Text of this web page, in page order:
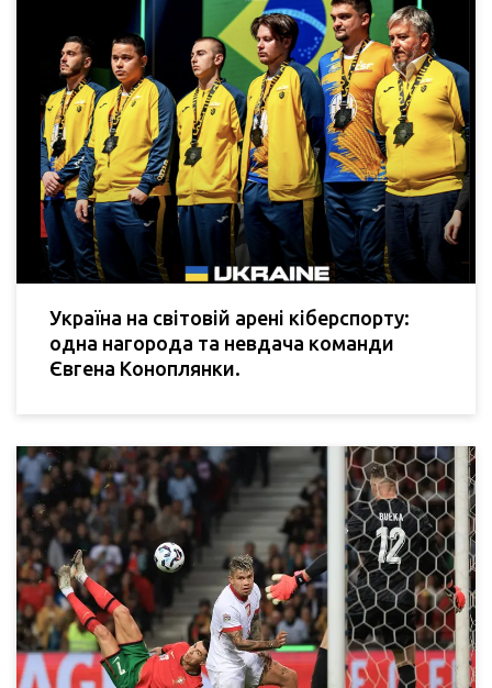
Україна на світовій арені кіберспорту:
одна нагорода та невдача команди
Євгена Коноплянки.